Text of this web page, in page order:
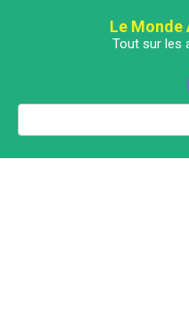
Le Monde
Tout sur les
Поиск: